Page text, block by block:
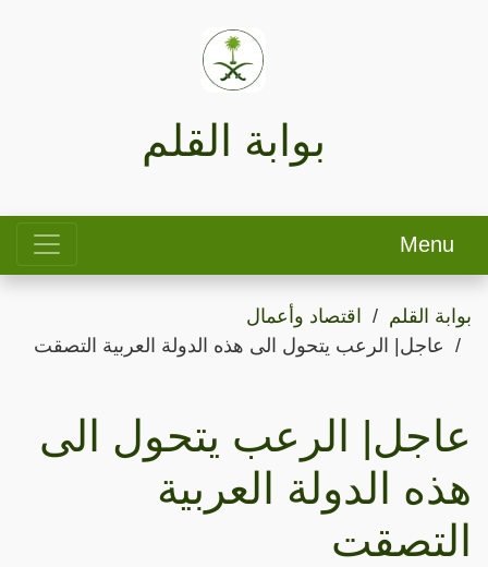
بوابة القلم
Menu
بوابة القلم
اقتصاد وأعمال
عاجل| الرعب يتحول الى هذه الدولة العربية التصقت
عاجل| الرعب يتحول الى
هذه الدولة العربية
التصقت